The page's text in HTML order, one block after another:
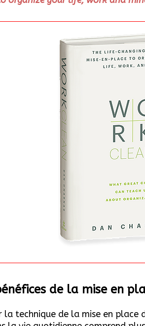
de la mise en
la technique de la mise en place